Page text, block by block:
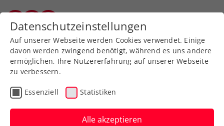
Organisation des
Leistungszentrums
Datenschutzeinstellungen
Auf unserer Webseite werden Cookies verwendet. Einige
davon werden zwingend benötigt, während es uns andere
ermöglichen, Ihre Nutzererfahrung auf unserer Webseite
zu verbessern.
Essenziell Statistiken
Alle akzeptieren